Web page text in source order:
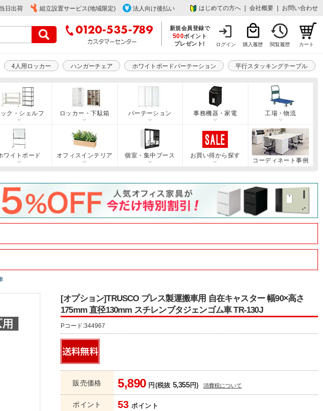
日出荷 組立設置サービス(地域限定) 法人向け後払い はじめての方へ 会社概要 お問い合わせ
新規会員登録で
500ポイント
プレゼント!
ログイン 購入履歴 閲覧履歴 カート
4人用ロッカー ハンガーチェア ホワイトボードパーテーション 平行スタッキングテーブル
ク・シェルフ ロッカー・下駄箱 パーテーション 事務機器・家電 工場・物流
ワイトボード オフィスインテリア 個室・集中ブース
お買い得から探す
コーディネート事例
[オプション]TRUSCO プレス製運搬車用 自在キャスター 幅90×高さ
175mm 直径130mm スチレンブタジェンゴム車 TR-130J
Pコード:344967
販売価格 5,890 円(税抜 5,355円) 消費税について
ポイント 53 ポイント